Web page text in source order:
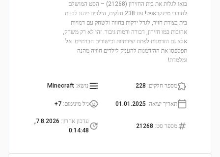
בואו לגלות את בית החזירון (21268) – הסט המושלם
לחובבי מיינקראפט! עם 238 חלקים, הילדים ייהנו לבנות
בית בצורת חזיר, לגדל ירקות בחווה ולשחק עם דמויות
אהובות כמו חזירון, דבורה ודמות גיבור. זהו לא רק משחק,
אלא גם הזדמנות לפתח יצירתיות וכישורים חברתיים. אל
תפספסו את ההזדמנות להעניק לילדים חוויה מהנה
ומלמדת!
מספר חלקים:
228 נושא:
Minecraft
תאריך יציאה:
01.01.2025 גיל מינימום:
7+
מספר סט:
21268
עדכון אחרון:
7.8.2026,
0:14:48